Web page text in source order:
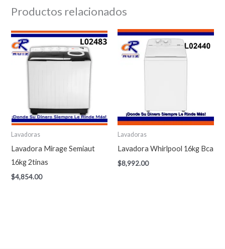
Productos relacionados
Lavadoras
Lavadora Mirage Semiaut
16kg 2tinas
$4,854.00
Lavadoras
Lavadora Whirlpool 16kg Bca
$8,992.00